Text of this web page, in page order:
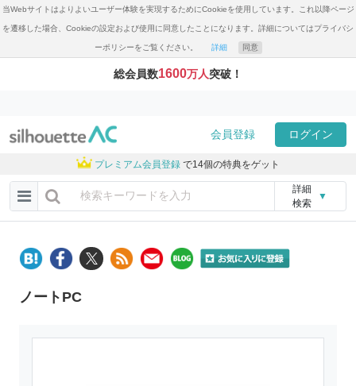
当Webサイトはよりよいユーザー体験を実現するためにCookieを使用しています。これ以降ページ
を遷移した場合、Cookieの設定および使用に同意したことになります。詳細についてはプライバシ
ーポリシーをご覧ください。 詳細 同意
総会員数1600万人突破！
会員登録 ログイン
プレミアム会員登録 で14個の特典をゲット
詳細
検索
▼
ノートPC